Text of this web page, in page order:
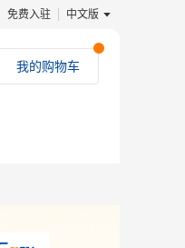
免费入驻 中文版
我的购物车